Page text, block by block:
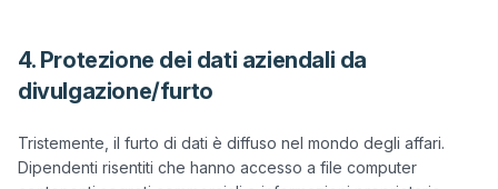
4. Protezione dei dati aziendali da
divulgazione/furto
Tristemente, il furto di dati è diffuso nel mondo degli affari.
Dipendenti risentiti che hanno accesso a file computer